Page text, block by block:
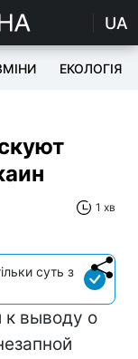
UA
ЕКОЛОГІЯ
1 хв
суть з
к выводу о